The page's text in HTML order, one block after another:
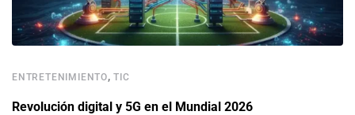
ENTRETENIMIENTO, TIC
Revolución digital y 5G en el Mundial 2026